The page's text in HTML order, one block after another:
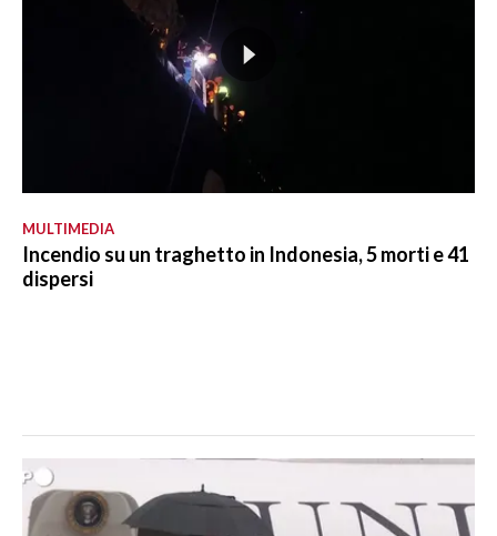
MULTIMEDIA
Incendio su un traghetto in Indonesia, 5 morti e 41
dispersi